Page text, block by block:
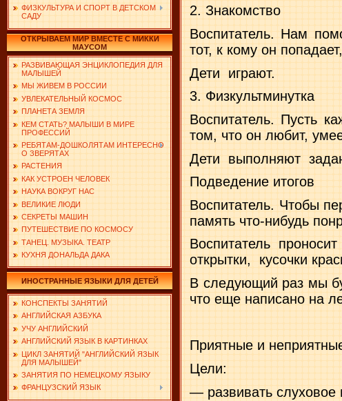
ФИЗКУЛЬТУРА И СПОРТ В ДЕТСКОМ
САДУ
ОТКРЫВАЕМ МИР ВМЕСТЕ С МИККИ
МАУСОМ
РАЗВИВАЮЩАЯ ЭНЦИКЛОПЕДИЯ ДЛЯ
МАЛЫШЕЙ
МЫ ЖИВЕМ В РОССИИ
УВЛЕКАТЕЛЬНЫЙ КОСМОС
ПЛАНЕТА ЗЕМЛЯ
КЕМ СТАТЬ? МАЛЫШИ В МИРЕ
ПРОФЕССИЙ
РЕБЯТАМ-ДОШКОЛЯТАМ ИНТЕРЕСНО
О ЗВЕРЯТАХ
РАСТЕНИЯ
КАК УСТРОЕН ЧЕЛОВЕК
НАУКА ВОКРУГ НАС
ВЕЛИКИЕ ЛЮДИ
СЕКРЕТЫ МАШИН
ПУТЕШЕСТВИЕ ПО КОСМОСУ
ТАНЕЦ. МУЗЫКА. ТЕАТР
КУХНЯ ДОНАЛЬДА ДАКА
ИНОСТРАННЫЕ ЯЗЫКИ ДЛЯ ДЕТЕЙ
КОНСПЕКТЫ ЗАНЯТИЙ
АНГЛИЙСКАЯ АЗБУКА
УЧУ АНГЛИЙСКИЙ
АНГЛИЙСКИЙ ЯЗЫК В КАРТИНКАХ
ЦИКЛ ЗАНЯТИЙ "АНГЛИЙСКИЙ ЯЗЫК
ДЛЯ МАЛЫШЕЙ"
ЗАНЯТИЯ ПО НЕМЕЦКОМУ ЯЗЫКУ
ФРАНЦУЗСКИЙ ЯЗЫК
2. Знакомство
Воспитатель. Нам
тот, к кому он
Дети
играют.
3. Физкультминутка
Воспитатель. Пусть
том, что он любит,
Дети
выполняют
Подведение итогов
Воспитатель. Чтобы
память что-нибудь
Воспитатель
открытки,
кусочки
В следующий раз мы
что еще написано на
Приятные и
Цели:
— развивать